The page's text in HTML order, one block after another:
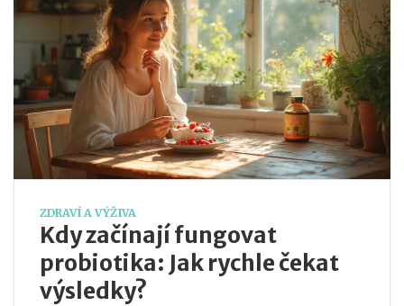
ZDRAVÍ A VÝŽIVA
Kdy začínají fungovat
probiotika: Jak rychle čekat
výsledky?